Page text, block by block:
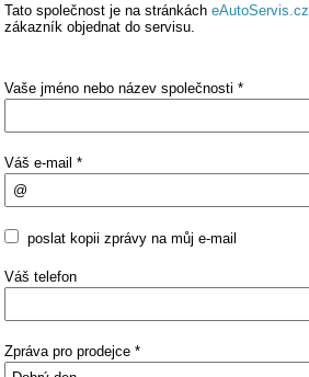
Tato společnost je na stránkácheAutoServis.cz
zákazník objednat do servisu.
Vaše jméno nebo název společnosti *
Váš e-mail *
poslat kopii zprávy na můj e-mail
Váš telefon
Zpráva pro prodejce *